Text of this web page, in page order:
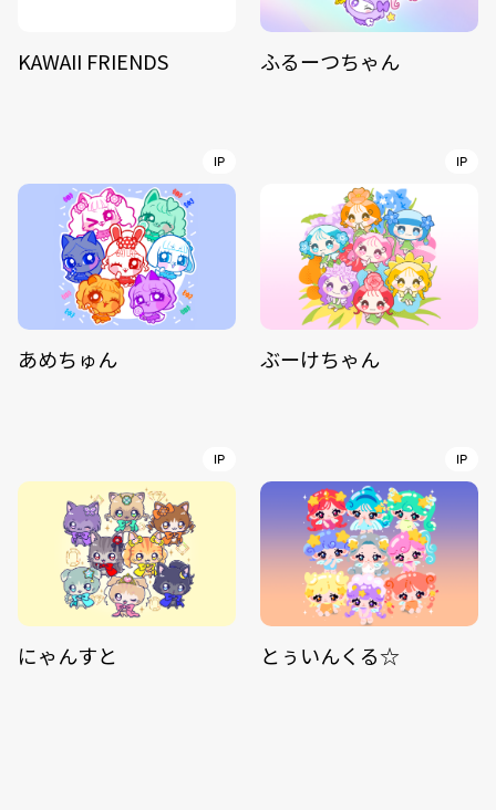
KAWAII FRIENDS ふるーつちゃん
IP
あめちゅん
IP
ぶーけちゃん
IP
にゃんすと
IP
とぅいんくる☆